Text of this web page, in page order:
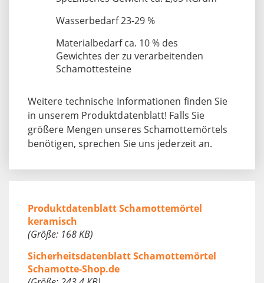
Wasserbedarf 23-29 %
Materialbedarf ca. 10 % des
Gewichtes der zu verarbeitenden
Schamottesteine
Weitere technische Informationen finden Sie
in unserem Produktdatenblatt! Falls Sie
größere Mengen unseres Schamottemörtels
benötigen, sprechen Sie uns jederzeit an.
Produktdatenblatt Schamottemörtel
keramisch
(Größe: 168 KB)
Sicherheitsdatenblatt Schamottemörtel
Schamotte-Shop.de